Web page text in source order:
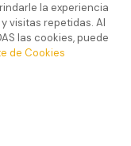
la experiencia
visitas repetidas. Al
las cookies, puede
de Cookies